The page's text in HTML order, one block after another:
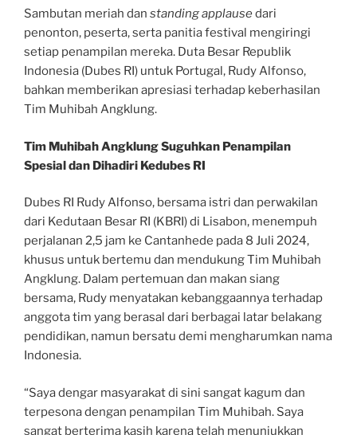
Sambutan meriah dan standing applausedari
penonton, peserta, serta panitia festival mengiringi
setiap penampilan mereka. Duta Besar Republik
Indonesia (Dubes RI) untuk Portugal, Rudy Alfonso,
bahkan memberikan apresiasi terhadap keberhasilan
Tim Muhibah Angklung.
Tim Muhibah Angklung Suguhkan Penampilan
Spesial dan Dihadiri Kedubes RI
Dubes RI Rudy Alfonso, bersama istri dan perwakilan
dari Kedutaan Besar RI (KBRI) di Lisabon, menempuh
perjalanan 2,5 jam ke Cantanhede pada 8 Juli 2024,
khusus untuk bertemu dan mendukung Tim Muhibah
Angklung. Dalam pertemuan dan makan siang
bersama, Rudy menyatakan kebanggaannya terhadap
anggota tim yang berasal dari berbagai latar belakang
pendidikan, namun bersatu demi mengharumkan nama
Indonesia.
“Saya dengar masyarakat di sini sangat kagum dan
terpesona dengan penampilan Tim Muhibah. Saya
sangat berterima kasih karena telah menunjukkan